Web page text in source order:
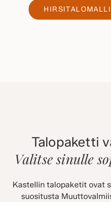
Talopaketti
Valitse sinulle
Kastellin talopaketit ovat
suositusta